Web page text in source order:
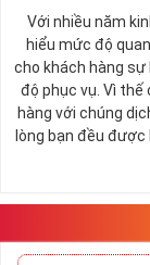
Theo quan niệm
Số 2 tượng trưng
trời. Sự cân bằng
nhiều may mắn
Số 2 còn biểu
mọi vấn đề. Số 2
những hướng giải
tứ 2 cùng xuất
sim tứ quýtăng lên
thần người sở hữu
Với nhiều năm
hiểu mức độ
cho khách hàng sự
độ phục vụ. Vì thế
hàng với chúng
lòng bạn đều được